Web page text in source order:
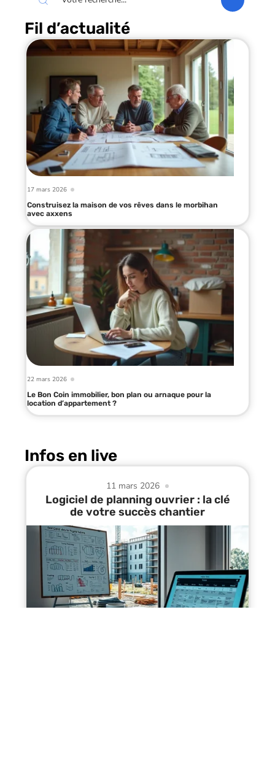
Fil d’actualité
17 mars 2026
Construisez la maison de vos rêves dans le morbihan
avec axxens
22 mars 2026
Le Bon Coin immobilier, bon plan ou arnaque pour la
location d’appartement ?
Infos en live
11 mars 2026
Logiciel de planning ouvrier : la clé
de votre succès chantier